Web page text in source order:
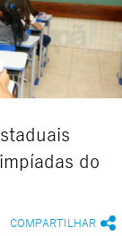
do
COMPARTILHAR